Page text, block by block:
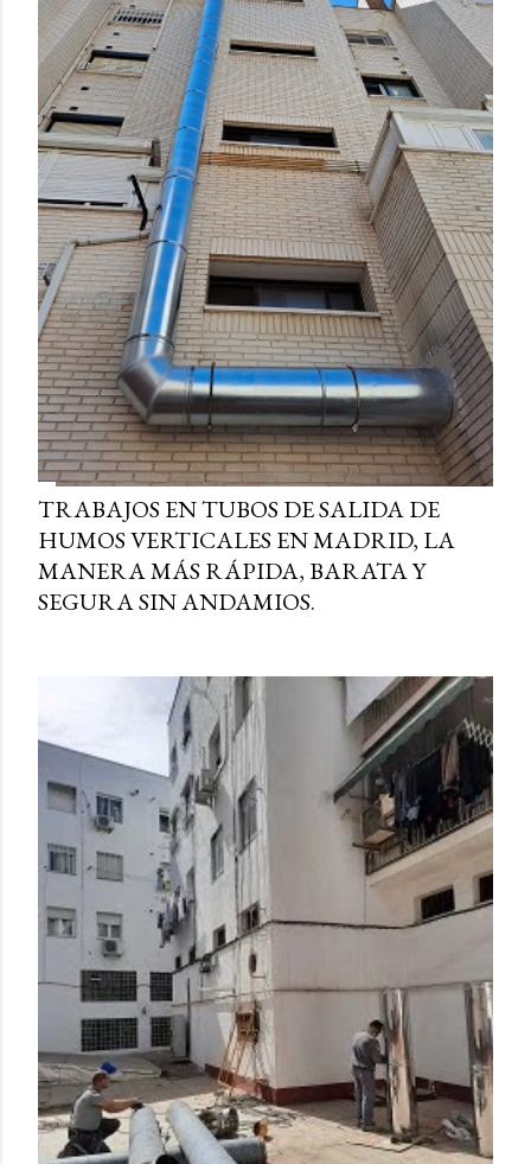
TRABAJOS EN TUBOS DE SALIDA DE
HUMOS VERTICALES EN MADRID, LA
MANERA MÁS RÁPIDA, BARATA Y
SEGURA SIN ANDAMIOS.